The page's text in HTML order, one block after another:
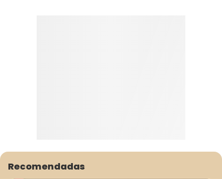
Recomendadas